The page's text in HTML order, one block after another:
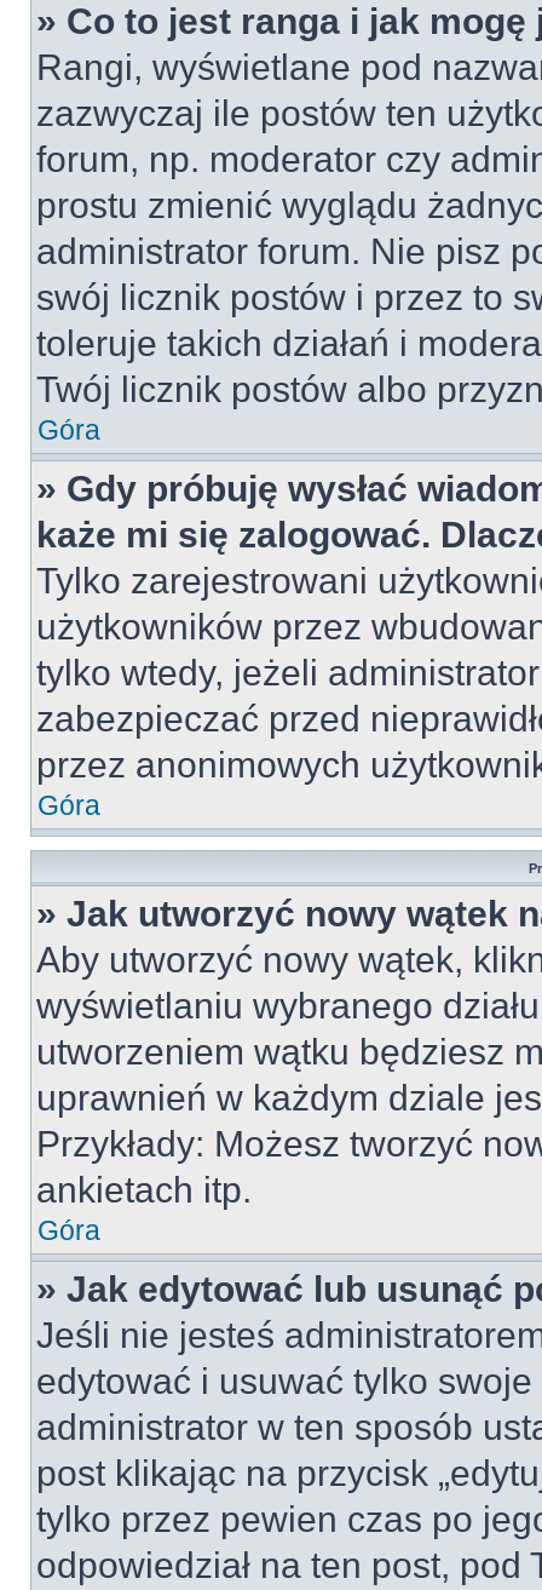
» Co to jest ranga i jak mogę
Rangi, wyświetlane pod
zazwyczaj ile postów ten
forum, np. moderator czy
prostu zmienić wyglądu
administrator forum. Nie pisz
swój licznik postów i przez to
toleruje takich działań i
Twój licznik postów albo
Góra
» Gdy próbuję wysłać
każe mi się zalogować.
Tylko zarejestrowani
użytkowników przez
tylko wtedy, jeżeli
zabezpieczać przed
przez anonimowych
Góra
» Jak utworzyć nowy wątek
Aby utworzyć nowy wątek,
wyświetlaniu wybranego
utworzeniem wątku będziesz
uprawnień w każdym dziale
Przykłady: Możesz tworzyć
ankietach itp.
Góra
» Jak edytować lub usunąć
Jeśli nie jesteś
edytować i usuwać tylko
administrator w ten sposób
post klikając na przycisk
tylko przez pewien czas po
odpowiedział na ten post,